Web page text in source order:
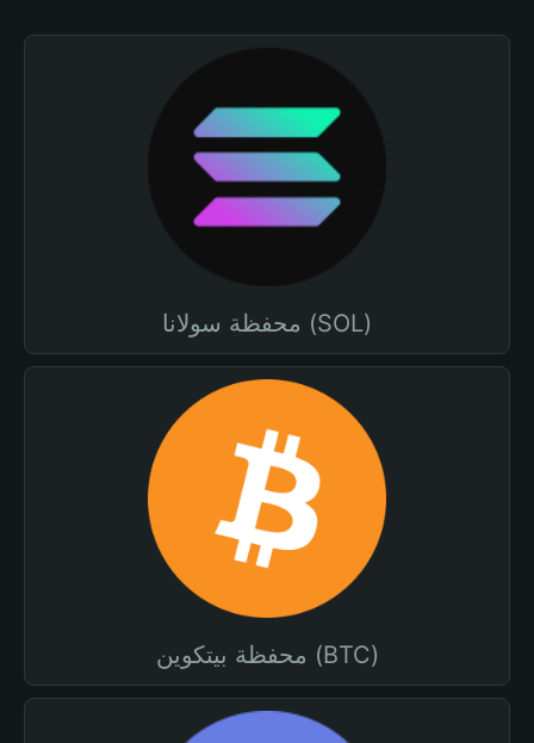
محفظة سولانا (SOL)
محفظة بيتكوين (BTC)